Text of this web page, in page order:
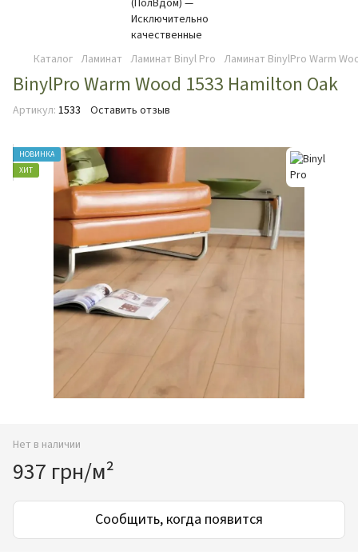
Каталог Ламинат Ламинат Binyl Pro Ламинат BinylPro Warm
BinylPro Warm Wood 1533 Hamilton Oak
Артикул: 1533 Оставить отзыв
НОВИНКА
ХИТ
Нет в наличии
937 грн/м²
Сообщить, когда появится